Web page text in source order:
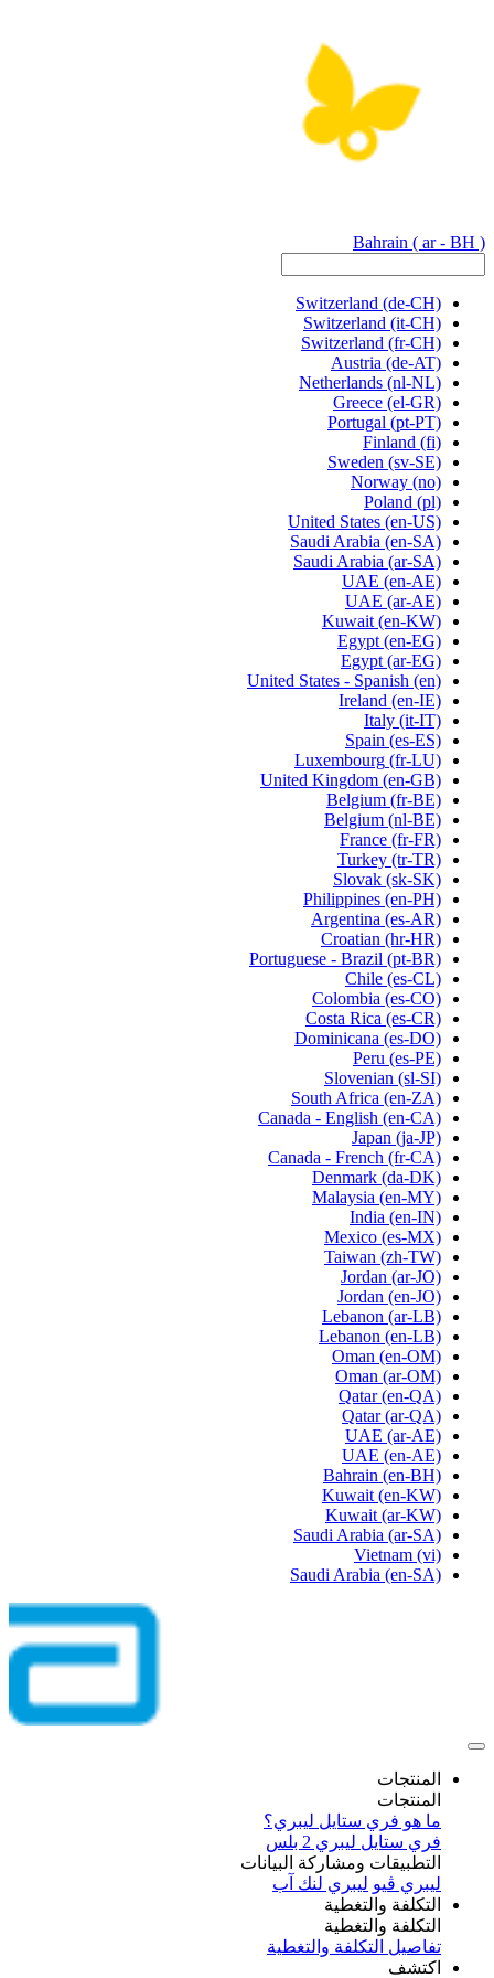
Bahrain ( ar - BH )
Switzerland (de-CH)
Switzerland (it-CH)
Switzerland (fr-CH)
Austria (de-AT)
Netherlands (nl-NL)
Greece (el-GR)
Portugal (pt-PT)
Finland (fi)
Sweden (sv-SE)
Norway (no)
Poland (pl)
United States (en-US)
Saudi Arabia (en-SA)
Saudi Arabia (ar-SA)
UAE (en-AE)
UAE (ar-AE)
Kuwait (en-KW)
Egypt (en-EG)
Egypt (ar-EG)
United States - Spanish (en)
Ireland (en-IE)
Italy (it-IT)
Spain (es-ES)
Luxembourg (fr-LU)
United Kingdom (en-GB)
Belgium (fr-BE)
Belgium (nl-BE)
France (fr-FR)
Turkey (tr-TR)
Slovak (sk-SK)
Philippines (en-PH)
Argentina (es-AR)
Croatian (hr-HR)
Portuguese - Brazil (pt-BR)
Chile (es-CL)
Colombia (es-CO)
Costa Rica (es-CR)
Dominicana (es-DO)
Peru (es-PE)
Slovenian (sl-SI)
South Africa (en-ZA)
Canada - English (en-CA)
Japan (ja-JP)
Canada - French (fr-CA)
Denmark (da-DK)
Malaysia (en-MY)
India (en-IN)
Mexico (es-MX)
Taiwan (zh-TW)
Jordan (ar-JO)
Jordan (en-JO)
Lebanon (ar-LB)
Lebanon (en-LB)
Oman (en-OM)
Oman (ar-OM)
Qatar (en-QA)
Qatar (ar-QA)
UAE (ar-AE)
UAE (en-AE)
Bahrain (en-BH)
Kuwait (en-KW)
Kuwait (ar-KW)
Saudi Arabia (ar-SA)
Vietnam (vi)
Saudi Arabia (en-SA)
المنتجات
المنتجات
ما هو فري ستايل ليبري؟
فري ستايل ليبري 2 بلس​
التطبيقات ومشاركة البيانات
ليبري ڤيو ليبري لنك آب
التكلفة والتغطية
التكلفة والتغطية
تفاصيل التكلفة والتغطية
اكتشف​